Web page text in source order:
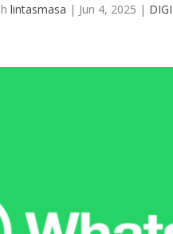
lintasmasa | Jun 4, 2025 |